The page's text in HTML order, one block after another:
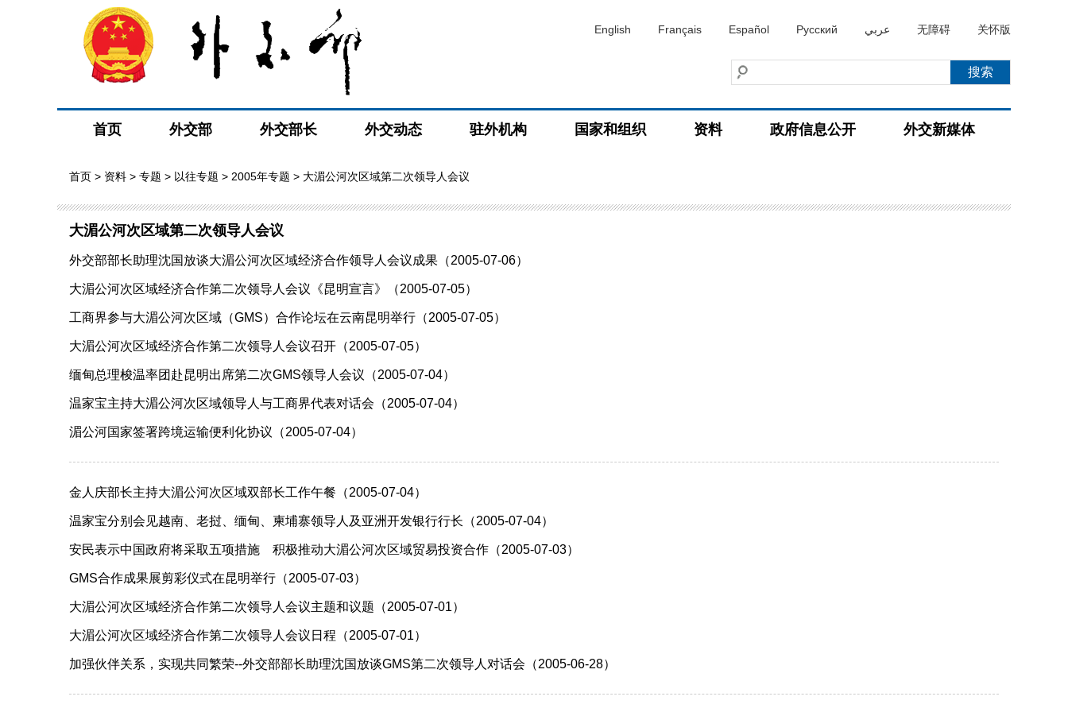
English Français Español Русский عربي 无障碍 关怀版
首页 外交部 外交部长 外交动态 驻外机构 国家和组织 资料 政府信息公开 外交新媒体
首页 > 资料 > 专题 > 以往专题 > 2005年专题 > 大湄公河次区域第二次领导人会议
大湄公河次区域第二次领导人会议
外交部部长助理沈国放谈大湄公河次区域经济合作领导人会议成果（2005-07-06）
大湄公河次区域经济合作第二次领导人会议《昆明宣言》（2005-07-05）
工商界参与大湄公河次区域（GMS）合作论坛在云南昆明举行（2005-07-05）
大湄公河次区域经济合作第二次领导人会议召开（2005-07-05）
缅甸总理梭温率团赴昆明出席第二次GMS领导人会议（2005-07-04）
温家宝主持大湄公河次区域领导人与工商界代表对话会（2005-07-04）
湄公河国家签署跨境运输便利化协议（2005-07-04）
金人庆部长主持大湄公河次区域双部长工作午餐（2005-07-04）
温家宝分别会见越南、老挝、缅甸、柬埔寨领导人及亚洲开发银行行长（2005-07-04）
安民表示中国政府将采取五项措施 积极推动大湄公河次区域贸易投资合作（2005-07-03）
GMS合作成果展剪彩仪式在昆明举行（2005-07-03）
大湄公河次区域经济合作第二次领导人会议主题和议题（2005-07-01）
大湄公河次区域经济合作第二次领导人会议日程（2005-07-01）
加强伙伴关系，实现共同繁荣--外交部部长助理沈国放谈GMS第二次领导人对话会（2005-06-28）